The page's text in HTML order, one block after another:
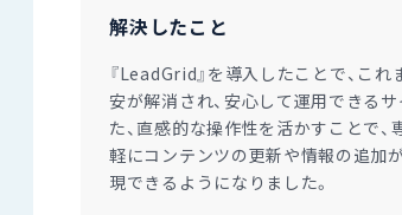
解決したこと
『LeadGrid』を導入したことで、こ
安が解消され、安心して運用できる
た、直感的な操作性を活かすことで
軽にコンテンツの更新や情報の追加
現できるようになりました。